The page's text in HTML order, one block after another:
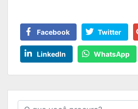
Facebook Twitter
LinkedIn WhatsApp